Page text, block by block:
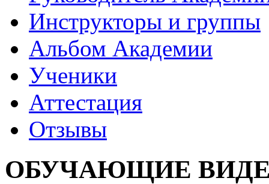
Инструкторы и группы
Альбом Академии
Ученики
Аттестация
Отзывы
ОБУЧАЮЩИЕ